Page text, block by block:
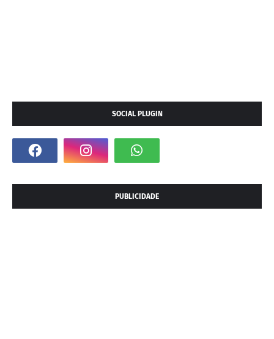
SOCIAL PLUGIN
PUBLICIDADE